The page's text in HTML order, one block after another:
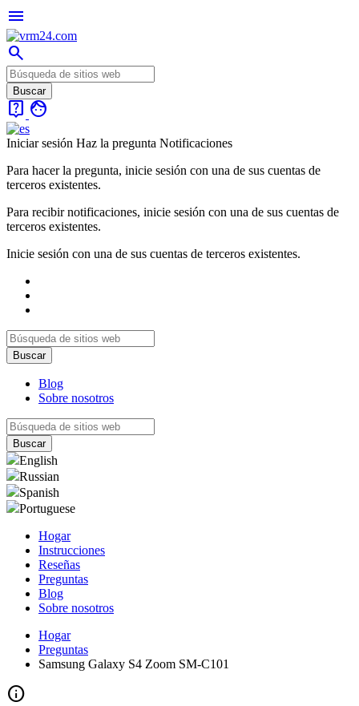
menu
search
live_help face
Iniciar sesión Haz la pregunta Notificaciones
Para hacer la pregunta, inicie sesión con una de sus cuentas de
terceros existentes.
Para recibir notificaciones, inicie sesión con una de sus cuentas de
terceros existentes.
Inicie sesión con una de sus cuentas de terceros existentes.
Blog
Sobre nosotros
English
Russian
Spanish
Portuguese
Hogar
Instrucciones
Reseñas
Preguntas
Blog
Sobre nosotros
Hogar
Preguntas
Samsung Galaxy S4 Zoom SM-C101
info